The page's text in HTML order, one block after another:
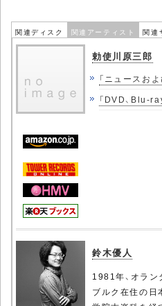
関連ディスク 関連アーティスト 関連
勅使川原三郎
「ニュースお
「DVD、Blu-
鈴木優人
1981年、オラン
ブルク在住の日